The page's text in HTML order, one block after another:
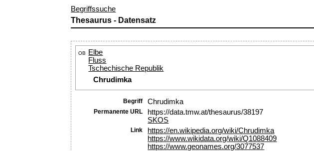
Begriffssuche
Thesaurus - Datensatz
OB
Elbe
Fluss
Tschechische Republik
Chrudimka
Begriff Chrudimka
Permanente URL
https://data.tmw.at/thesaurus/38197
SKOS
Link
https://en.wikipedia.org/wiki/Chrudimka
https://www.wikidata.org/wiki/Q1088409
https://www.geonames.org/3077537